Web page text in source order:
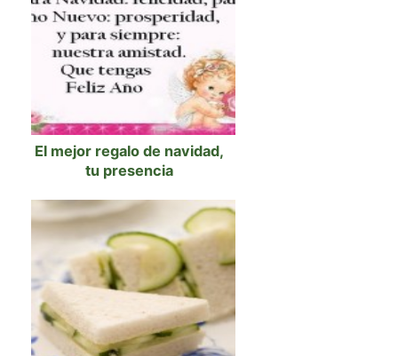
El mejor regalo de navidad,
tu presencia